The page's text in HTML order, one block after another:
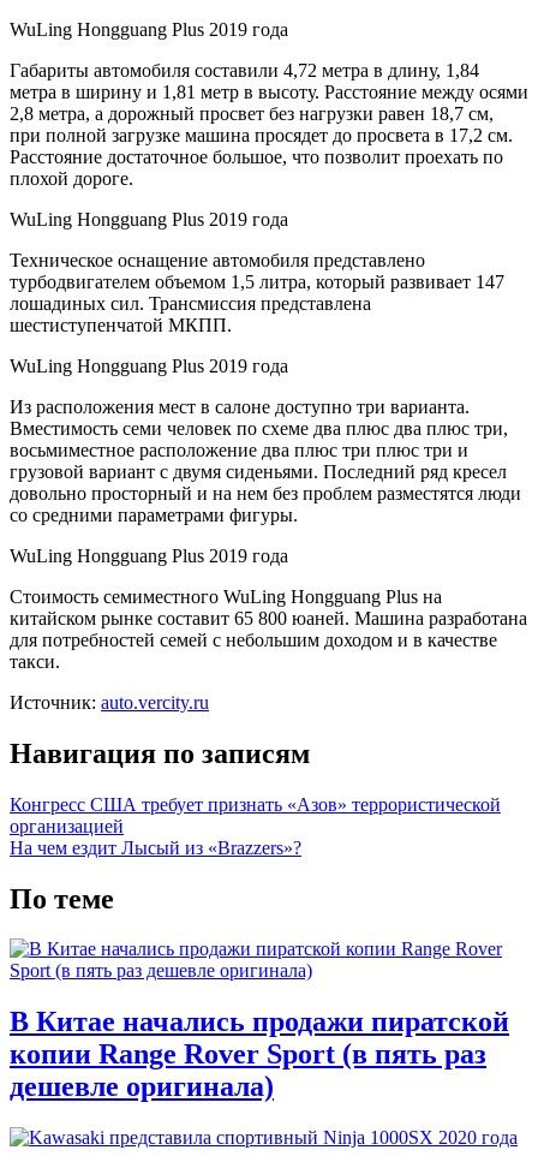
WuLing Hongguang Plus 2019 года
Габариты автомобиля составили 4,72 метра в длину, 1,84
метра в ширину и 1,81 метр в высоту. Расстояние между осями
2,8 метра, а дорожный просвет без нагрузки равен 18,7 см,
при полной загрузке машина просядет до просвета в 17,2 см.
Расстояние достаточное большое, что позволит проехать по
плохой дороге.
WuLing Hongguang Plus 2019 года
Техническое оснащение автомобиля представлено
турбодвигателем объемом 1,5 литра, который развивает 147
лошадиных сил. Трансмиссия представлена
шестиступенчатой МКПП.
WuLing Hongguang Plus 2019 года
Из расположения мест в салоне доступно три варианта.
Вместимость семи человек по схеме два плюс два плюс три,
восьмиместное расположение два плюс три плюс три и
грузовой вариант с двумя сиденьями. Последний ряд кресел
довольно просторный и на нем без проблем разместятся люди
со средними параметрами фигуры.
WuLing Hongguang Plus 2019 года
Стоимость семиместного WuLing Hongguang Plus на
китайском рынке составит 65 800 юаней. Машина разработана
для потребностей семей с небольшим доходом и в качестве
такси.
Источник: auto.vercity.ru
Навигация по записям
Конгресс США требует признать «Азов» террористической
организацией
На чем ездит Лысый из «Brazzers»?
По теме
В Китае начались продажи пиратской
копии Range Rover Sport (в пять раз
дешевле оригинала)